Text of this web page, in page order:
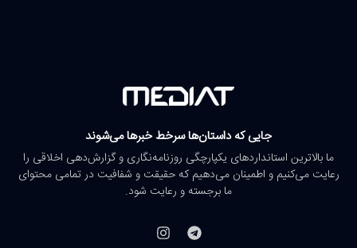
جایی که داستان‌ها سرخط خبرها می‌شوند
ما بالاترین استانداردهای یکپارچگی روزنامه‌نگاری و گزارش‌دهی اخلاقی را
رعایت می‌کنیم و اطمینان می‌دهیم که حقیقت و شفافیت در تمامی محتوای
ما برجسته و رعایت شود.